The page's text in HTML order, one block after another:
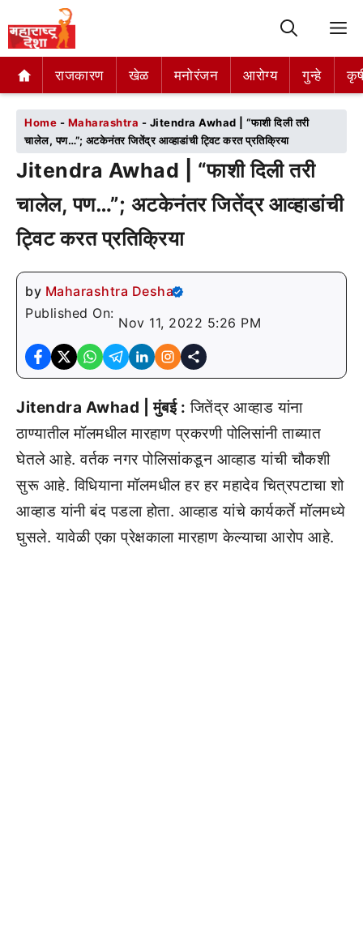
राजकारण खेळ मनोरंजन आरोग्य गुन्हे
राजकारण खेळ मनोरंजन आरोग्य गुन्हे
Home - Maharashtra - Jitendra Awhad | “फाशी दिली तरी
चालेल, पण…”; अटकेनंतर जितेंद्र आव्हाडांची ट्विट करत प्रतिक्रिया
Jitendra Awhad | “फाशी दिली तरी
चालेल, पण…”; अटकेनंतर जितेंद्र आव्हाडांची
ट्विट करत प्रतिक्रिया
by Maharashtra Desha
Published On:
Nov 11, 2022 5:26 PM
Jitendra Awhad | मुंबई : जितेंद्र आव्हाड यांना
ठाण्यातील मॉलमधील मारहाण प्रकरणी पोलिसांनी ताब्यात
घेतले आहे. वर्तक नगर पोलिसांकडून आव्हाड यांची चौकशी
सुरू आहे. विधियाना मॉलमधील हर हर महादेव चित्रपटाचा शो
आव्हाड यांनी बंद पडला होता. आव्हाड यांचे कार्यकर्ते मॉलमध्ये
घुसले. यावेळी एका प्रेक्षकाला मारहाण केल्याचा आरोप आहे.